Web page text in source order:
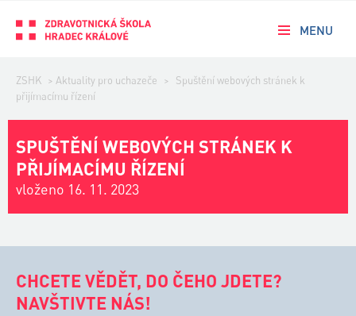
MENU
ZSHK > Aktuality pro uchazeče >
Spuštění webových stránek k
přijímacímu řízení
SPUŠTĚNÍ WEBOVÝCH STRÁNEK K
PŘIJÍMACÍMU ŘÍZENÍ
vloženo 16. 11. 2023
CHCETE VĚDĚT, DO ČEHO JDETE?
NAVŠTIVTE NÁS!